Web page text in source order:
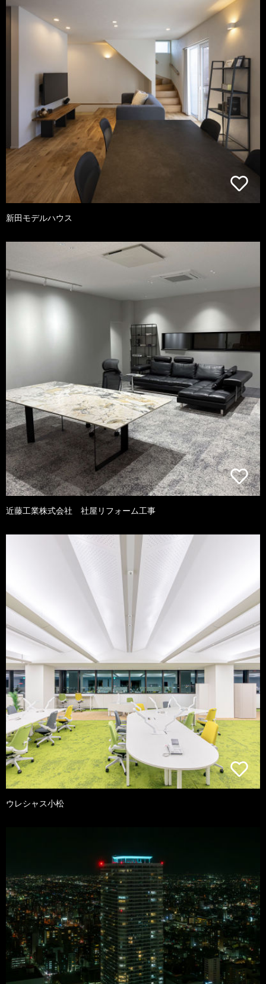
新田モデルハウス
近藤工業株式会社 社屋リフォーム工事
ウレシャス小松